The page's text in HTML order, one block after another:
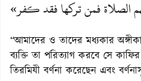
الصلاة فمن تركها فقد كفر»
“আমাদের ও তাদের মধ্যকার
ব্যক্তি তা পরিত্যাগ করবে সে
তিরমিযী বর্ণনা করেছেন এবং